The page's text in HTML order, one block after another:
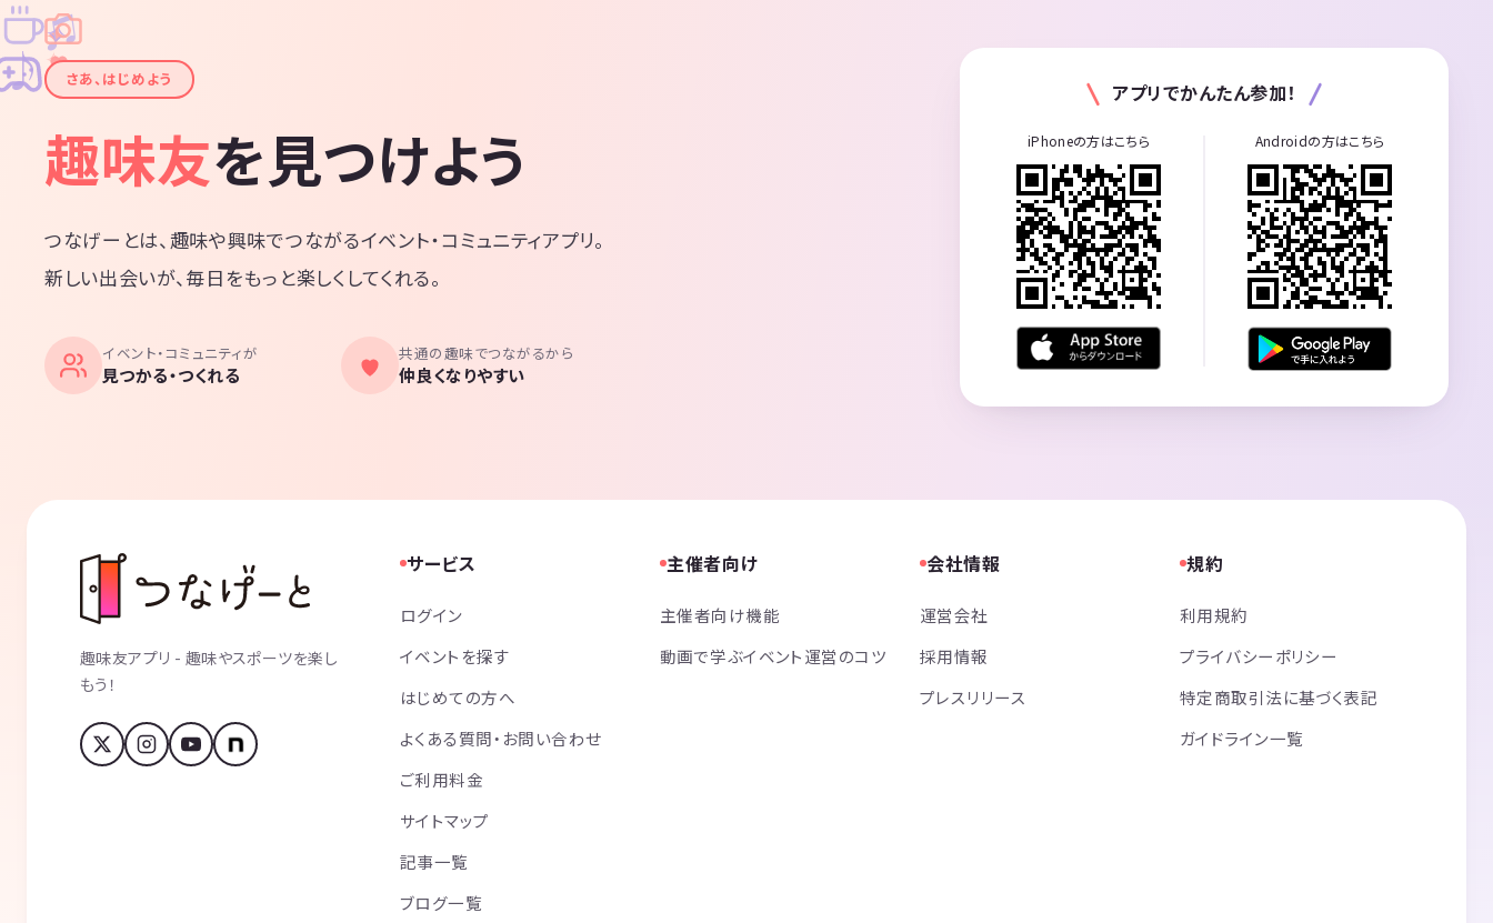
✦
✦
✧
✧
♪
♫
さあ、はじめよう
趣味友を見つけよう
つなげーとは、趣味や興味でつながるイベント・コミュニティアプリ。
新しい出会いが、毎日をもっと楽しくしてくれる。
イベント・コミュニティが
見つかる・つくれる
共通の趣味でつながるから
仲良くなりやすい
アプリでかんたん参加！
iPhoneの方はこちら Androidの方はこちら
趣味友アプリ - 趣味やスポーツを楽し
もう！
サービス
ログイン
イベントを探す
はじめての方へ
よくある質問・お問い合わせ
ご利用料金
サイトマップ
記事一覧
ブログ一覧
主催者向け
主催者向け機能
動画で学ぶイベント運営のコツ
会社情報
運営会社
採用情報
プレスリリース
規約
利用規約
プライバシーポリシー
特定商取引法に基づく表記
ガイドライン一覧